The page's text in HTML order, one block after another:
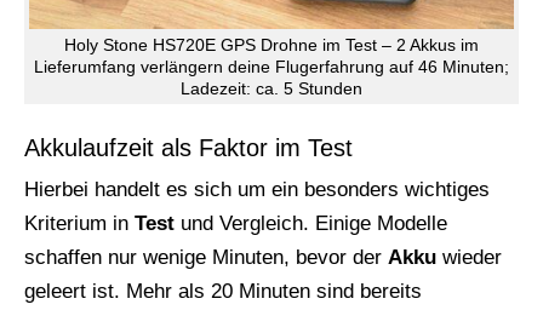
Holy Stone HS720E GPS Drohne im Test – 2 Akkus im
Lieferumfang verlängern deine Flugerfahrung auf 46 Minuten;
Ladezeit: ca. 5 Stunden
Akkulaufzeit als Faktor im Test
Hierbei handelt es sich um ein besonders wichtiges
Kriterium in Test und Vergleich. Einige Modelle
schaffen nur wenige Minuten, bevor der Akku wieder
geleert ist. Mehr als 20 Minuten sind bereits